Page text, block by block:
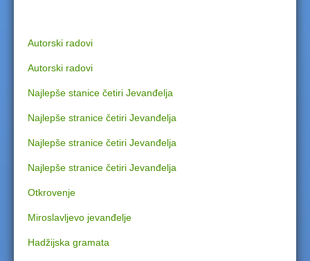
Autorski radovi
Autorski radovi
Najlepše stanice četiri Jevanđelja
Najlepše stranice četiri Jevanđelja
Najlepše stranice četiri Jevanđelja
Najlepše stranice četiri Jevanđelja
Otkrovenje
Miroslavljevo jevanđelje
Hadžijska gramata